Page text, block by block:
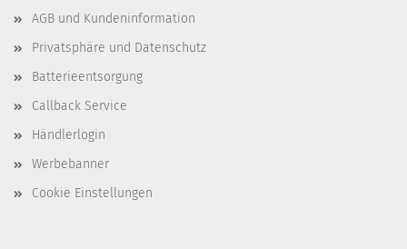
AGB und Kundeninformation
Privatsphäre und Datenschutz
Batterieentsorgung
Callback Service
Händlerlogin
Werbebanner
Cookie Einstellungen